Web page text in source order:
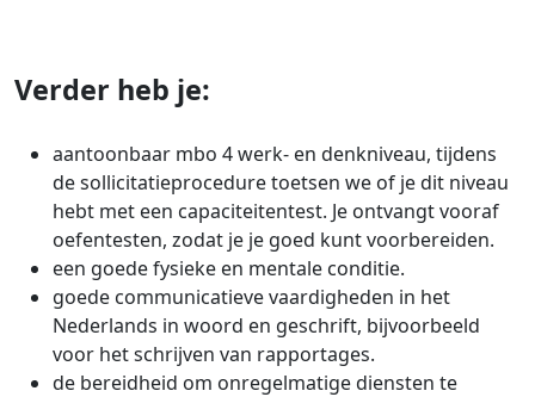
Verder heb je:
aantoonbaar mbo 4 werk- en denkniveau, tijdens
de sollicitatieprocedure toetsen we of je dit niveau
hebt met een capaciteitentest. Je ontvangt vooraf
oefentesten, zodat je je goed kunt voorbereiden.
een goede fysieke en mentale conditie.
goede communicatieve vaardigheden in het
Nederlands in woord en geschrift, bijvoorbeeld
voor het schrijven van rapportages.
de bereidheid om onregelmatige diensten te